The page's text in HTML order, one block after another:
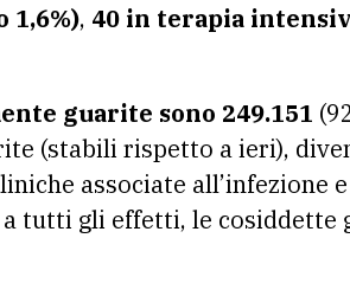
1,6%), 40 in terapia
guarite sono 249.151
(stabili rispetto a ieri),
associate all’infezione
tutti gli effetti, le cosiddette